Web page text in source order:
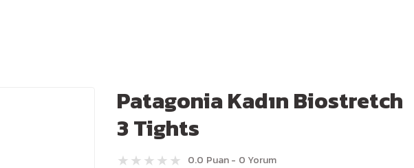
Patagonia Kadın Biostretch
3 Tights
0.0 Puan - 0 Yorum